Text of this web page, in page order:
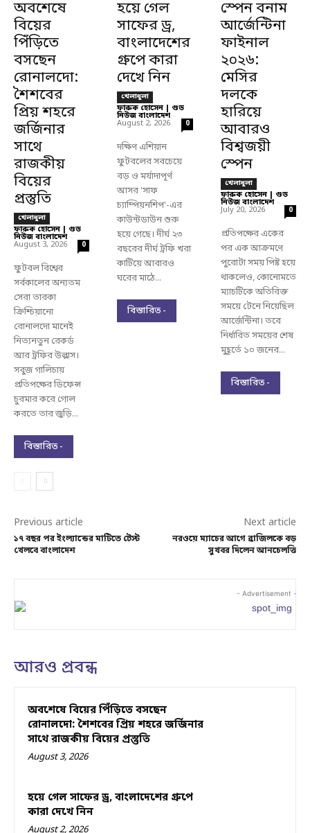
অবশেষে
বিয়ের
পিঁড়িতে
বসছেন
রোনালদো:
শৈশবের
প্রিয় শহরে
জর্জিনার
সাথে
রাজকীয়
বিয়ের
প্রস্তুতি
খেলাধুলা
ফারুক হোসেন | গুড
নিউজ বাংলাদেশ -
August 3, 2026 0
ফুটবল বিশ্বের
সর্বকালের অন্যতম
সেরা তারকা
ক্রিশ্চিয়ানো
রোনালদো মানেই
নিত্যনতুন রেকর্ড
আর ট্রফির উল্লাস।
সবুজ গালিচায়
প্রতিপক্ষের ডিফেন্স
চুরমার করে গোল
করতে তার জুড়ি...
বিস্তারিত -
হয়ে গেল
সাফের ড্র,
বাংলাদেশের
গ্রুপে কারা
দেখে নিন
খেলাধুলা
ফারুক হোসেন | গুড
নিউজ বাংলাদেশ -
August 2, 2026 0
দক্ষিণ এশিয়ান
ফুটবলের সবচেয়ে
বড় ও মর্যাদাপূর্ণ
আসর 'সাফ
চ্যাম্পিয়নশিপ'-এর
কাউন্টডাউন শুরু
হয়ে গেছে। দীর্ঘ ২৩
বছরের দীর্ঘ ট্রফি খরা
কাটিয়ে আবারও
ঘরের মাঠে...
বিস্তারিত -
স্পেন বনাম
আর্জেন্টিনা
ফাইনাল
২০২৬:
মেসির
দলকে
হারিয়ে
আবারও
বিশ্বজয়ী
স্পেন
খেলাধুলা
ফারুক হোসেন | গুড
নিউজ বাংলাদেশ -
July 20, 2026 0
প্রতিপক্ষের একের
পর এক আক্রমণে
পুরোটা সময় পিষ্ট হয়ে
থাকলেও, কোনোমতে
ম্যাচটিকে অতিরিক্ত
সময়ে টেনে নিয়েছিল
আর্জেন্টিনা। তবে
নির্ধারিত সময়ের শেষ
মুহূর্তে ১০ জনের...
বিস্তারিত -
Previous article
১৭ বছর পর ইংল্যান্ডের মাটিতে টেস্ট
খেলবে বাংলাদেশ
Next article
নরওয়ে ম্যাচের আগে ব্রাজিলকে বড়
সুখবর দিলেন আনচেলত্তি
- Advertisement -
আরও প্রবন্ধ
অবশেষে বিয়ের পিঁড়িতে বসছেন
রোনালদো: শৈশবের প্রিয় শহরে জর্জিনার
সাথে রাজকীয় বিয়ের প্রস্তুতি
August 3, 2026
হয়ে গেল সাফের ড্র, বাংলাদেশের গ্রুপে
কারা দেখে নিন
August 2, 2026